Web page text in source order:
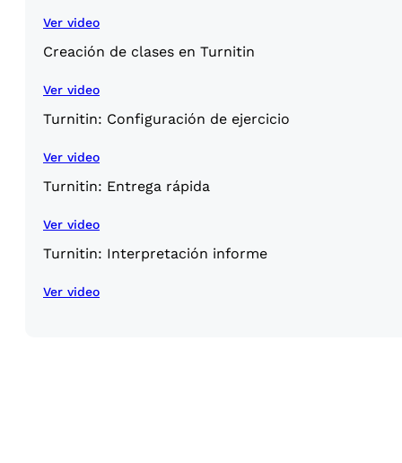
Ver video
Creación de clases en Turnitin
Ver video
Turnitin: Configuración de ejercicio
Ver video
Turnitin: Entrega rápida
Ver video
Turnitin: Interpretación informe
Ver video